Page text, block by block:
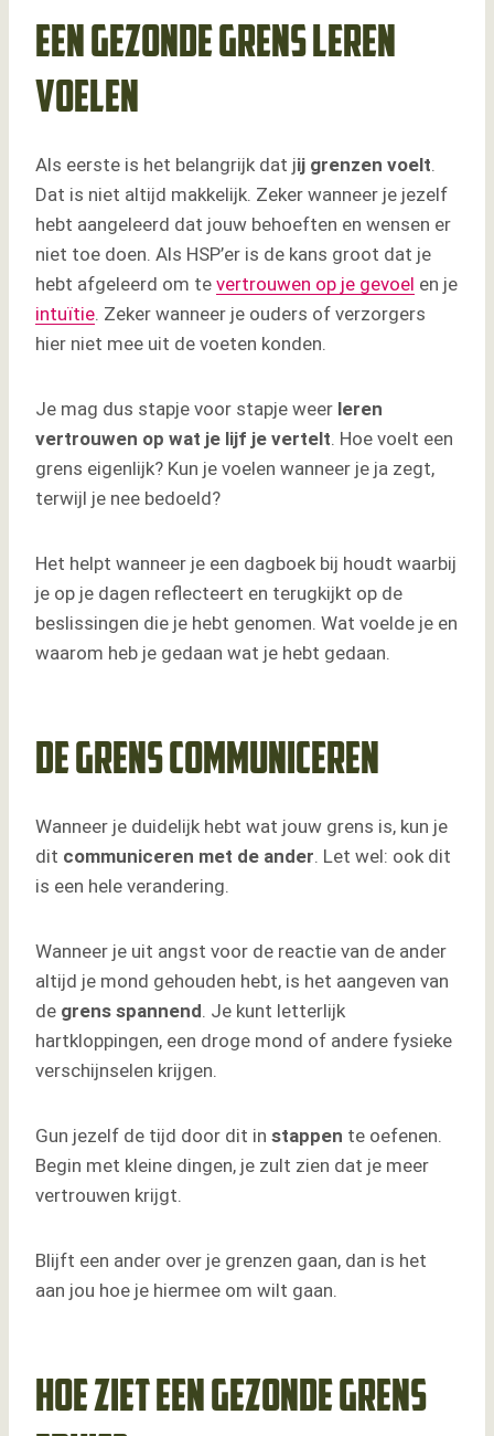
Een gezonde grens leren
voelen
Als eerste is het belangrijk dat jij grenzen voelt.
Dat is niet altijd makkelijk. Zeker wanneer je jezelf
hebt aangeleerd dat jouw behoeften en wensen er
niet toe doen. Als HSP’er is de kans groot dat je
hebt afgeleerd om te vertrouwen op je gevoel en je
intuïtie. Zeker wanneer je ouders of verzorgers
hier niet mee uit de voeten konden.
Je mag dus stapje voor stapje weer leren
vertrouwen op wat je lijf je vertelt. Hoe voelt een
grens eigenlijk? Kun je voelen wanneer je ja zegt,
terwijl je nee bedoeld?
Het helpt wanneer je een dagboek bij houdt waarbij
je op je dagen reflecteert en terugkijkt op de
beslissingen die je hebt genomen. Wat voelde je en
waarom heb je gedaan wat je hebt gedaan.
De grens communiceren
Wanneer je duidelijk hebt wat jouw grens is, kun je
dit communiceren met de ander. Let wel: ook dit
is een hele verandering.
Wanneer je uit angst voor de reactie van de ander
altijd je mond gehouden hebt, is het aangeven van
de grens spannend. Je kunt letterlijk
hartkloppingen, een droge mond of andere fysieke
verschijnselen krijgen.
Gun jezelf de tijd door dit in stappen te oefenen.
Begin met kleine dingen, je zult zien dat je meer
vertrouwen krijgt.
Blijft een ander over je grenzen gaan, dan is het
aan jou hoe je hiermee om wilt gaan.
Hoe ziet een gezonde grens